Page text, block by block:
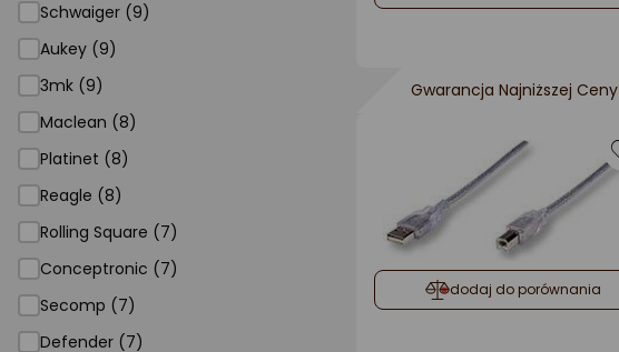
Schwaiger (9)
Aukey (9)
3mk (9)
Maclean (8)
Platinet (8)
Reagle (8)
Rolling Square (7)
Conceptronic (7)
Secomp (7)
Defender (7)
Gwarancja Najniższej Ceny
dodaj do porównania